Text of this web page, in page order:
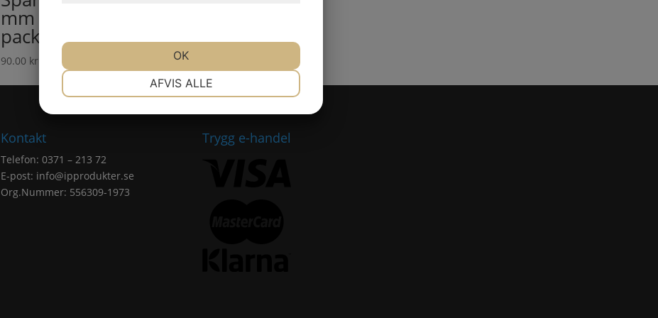
mm L=25,5 mm 5-
pack (9/20LL)
90.00 krExkl. moms
Kontakt
Telefon: 0371 – 213 72
E-post: info@ipprodukter.se
Org.Nummer: 556309-1973
Trygg e-handel
AFVIS ALLE
OK